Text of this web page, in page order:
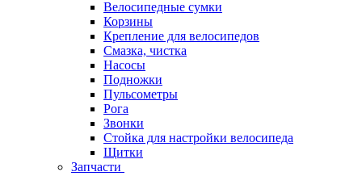
Велосипедные сумки
Корзины
Крепление для велосипедов
Смазка, чистка
Насосы
Подножки
Пульсометры
Рога
Звонки
Стойка для настройки велосипеда
Щитки
Запчасти